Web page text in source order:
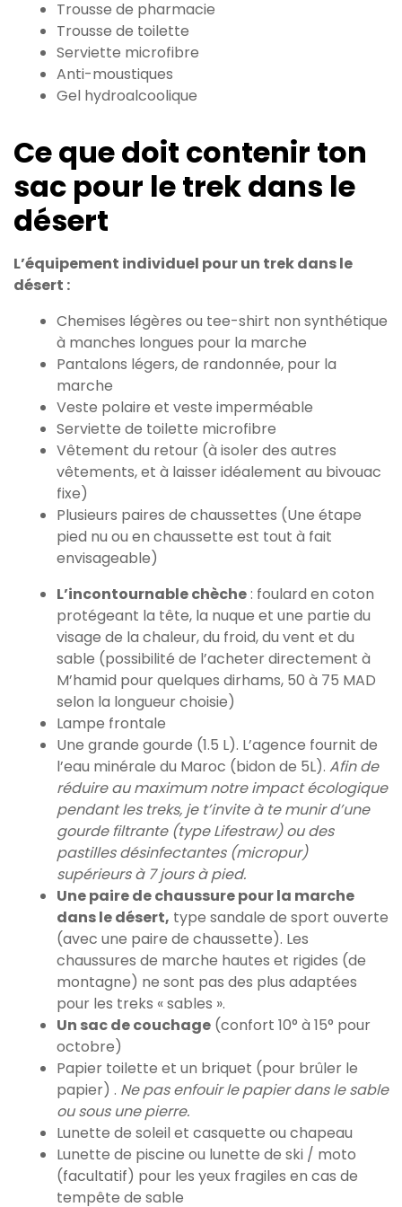
Trousse de pharmacie
Trousse de toilette
Serviette microfibre
Anti-moustiques
Gel hydroalcoolique
Ce que doit contenir ton
sac pour le trek dans le
désert
L’équipement individuel pour un trek dans le
désert :
Chemises légères ou tee-shirt non synthétique
à manches longues pour la marche
Pantalons légers, de randonnée, pour la
marche
Veste polaire et veste imperméable
Serviette de toilette microfibre
Vêtement du retour (à isoler des autres
vêtements, et à laisser idéalement au bivouac
fixe)
Plusieurs paires de chaussettes (Une étape
pied nu ou en chaussette est tout à fait
envisageable)
L’incontournable chèche: foulard en coton
protégeant la tête, la nuque et une partie du
visage de la chaleur, du froid, du vent et du
sable (possibilité de l’acheter directement à
M’hamid pour quelques dirhams, 50 à 75 MAD
selon la longueur choisie)
Lampe frontale
Une grande gourde (1.5 L). L’agence fournit de
l’eau minérale du Maroc (bidon de 5L). Afin de
réduire au maximum notre impact écologique
pendant les treks, je t’invite à te munir d’une
gourde filtrante (type Lifestraw) ou des
pastilles désinfectantes (micropur)
supérieurs à 7 jours à pied.
Une paire de chaussure pour la marche
dans le désert, type sandale de sport ouverte
(avec une paire de chaussette). Les
chaussures de marche hautes et rigides (de
montagne) ne sont pas des plus adaptées
pour les treks « sables ».
Un sac de couchage (confort 10° à 15° pour
octobre)
Papier toilette et un briquet (pour brûler le
papier) . Ne pas enfouir le papier dans le sable
ou sous une pierre.
Lunette de soleil et casquette ou chapeau
Lunette de piscine ou lunette de ski / moto
(facultatif) pour les yeux fragiles en cas de
tempête de sable